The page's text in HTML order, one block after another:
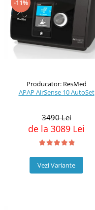
-11%
Producator: ResMed
APAP AirSense 10 AutoSet
3490 Lei
de la 3089 Lei
Vezi Variante